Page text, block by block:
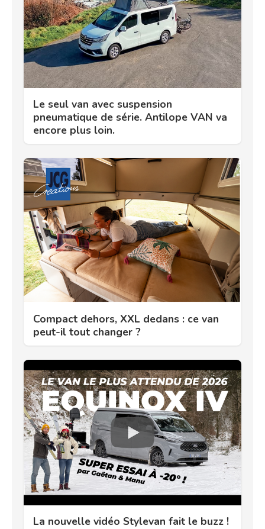
Le seul van avec suspension
pneumatique de série. Antilope VAN va
encore plus loin.
Compact dehors, XXL dedans : ce van
peut-il tout changer ?
La nouvelle vidéo Stylevan fait le buzz !